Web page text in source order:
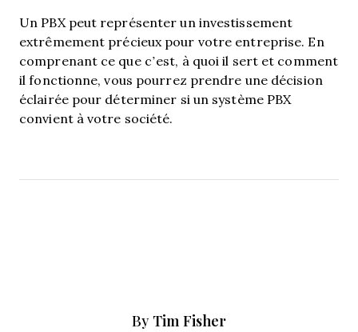
Un PBX peut représenter un investissement
extrêmement précieux pour votre entreprise. En
comprenant ce que c’est, à quoi il sert et comment
il fonctionne, vous pourrez prendre une décision
éclairée pour déterminer si un système PBX
convient à votre société.
By Tim Fisher